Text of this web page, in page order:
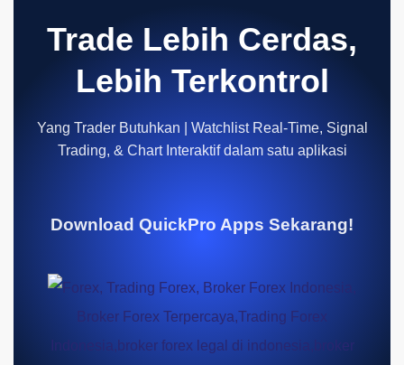
Trade Lebih Cerdas,
Lebih Terkontrol
Yang Trader Butuhkan | Watchlist Real-Time, Signal
Trading, & Chart Interaktif dalam satu aplikasi
Download QuickPro Apps Sekarang!